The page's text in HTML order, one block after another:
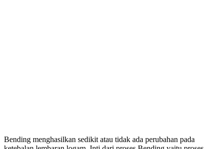
Bending menghasilkan sedikit atau tidak ada perubahan pada